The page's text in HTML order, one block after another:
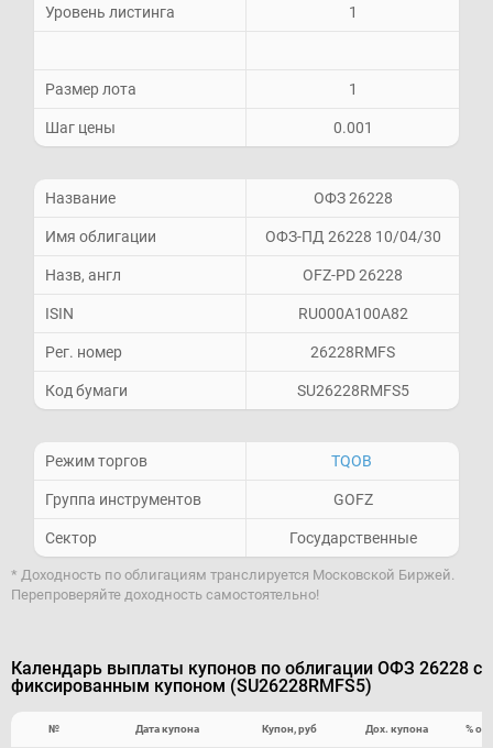
Уровень листинга 1
Размер лота 1
Шаг цены 0.001
Название ОФЗ 26228
Имя облигации ОФЗ-ПД 26228 10/04/30
Назв, англ OFZ-PD 26228
ISIN RU000A100A82
Рег. номер 26228RMFS
Код бумаги SU26228RMFS5
Режим торгов TQOB
Группа инструментов GOFZ
Сектор Государственные
* Доходность по облигациям транслируется Московской Биржей.
Перепроверяйте доходность самостоятельно!
Календарь выплаты купонов по облигации ОФЗ 26228 с
фиксированным купоном (SU26228RMFS5)
№ Дата купона Купон, руб Дох. купона % от